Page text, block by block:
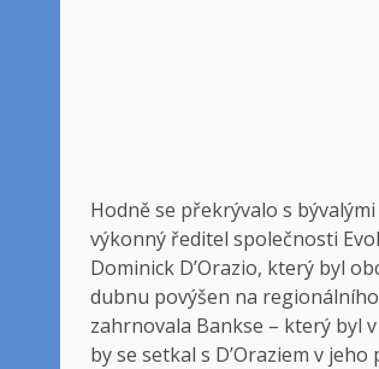
Hodně se překrývalo s
výkonný ředitel společnosti
Dominick D’Orazio, který byl
dubnu povýšen na
zahrnovala Bankse – který byl
by se setkal s D’Oraziem v